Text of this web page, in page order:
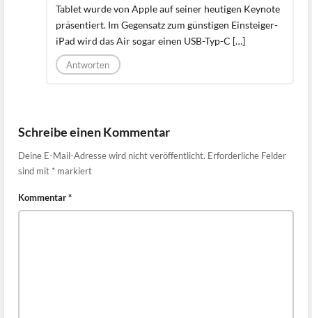
Tablet wurde von Apple auf seiner heutigen Keynote
präsentiert. Im Gegensatz zum günstigen Einsteiger-
iPad wird das Air sogar einen USB-Typ-C […]
Antworten
Schreibe einen Kommentar
Deine E-Mail-Adresse wird nicht veröffentlicht. Erforderliche Felder
sind mit * markiert
Kommentar*